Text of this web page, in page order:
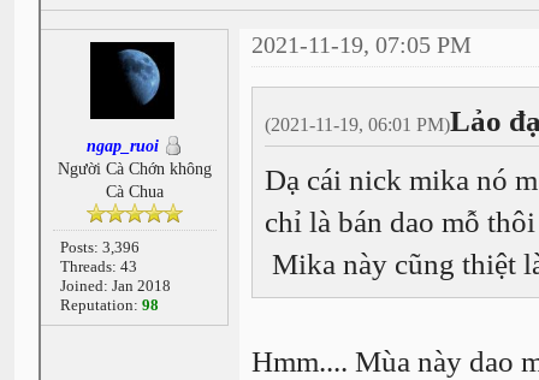
ngap_ruoi
Người Cà Chớn không
Cà Chua
Posts: 3,396
Threads: 43
Joined: Jan 2018
Reputation: 98
2021-11-19, 07:05 PM
(2021-11-19, 06:01 PM)Lảo
Dạ cái nick mika nó
chỉ là bán dao mỗ thôi
Mika này cũng thiệt
Hmm.... Mùa này dao